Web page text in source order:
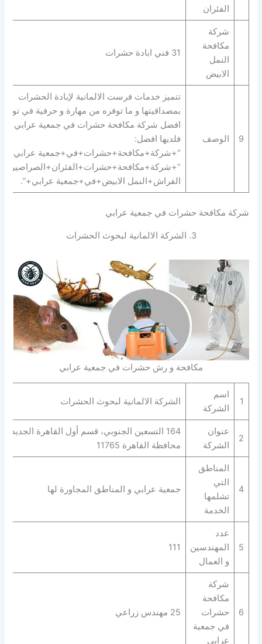
الفئران
شركة
مكافحة
النمل
الابيض
31 فني ابادة حشرات
9 الوصف
تتميز خدمات فرست الالمانية لإبادة الحشرات
بمصداقيتها و ما توفره من مهارة و حرفية في توفير
افضل شركة مكافحة حشرات في جمعية عرابي
فلديها افضل:
“+شركة+مكافحة+حشرات+في+جمعية عرابي+”
الفراش+النمل الابيض+في+جمعية عرابي+”.
شركة مكافحة حشرات في جمعية عرابي
3. الشركة الالمانية لبحوث الحشرات
مكافحة و رش حشرات في جمعية عرابي
1
اسم
الشركة
الشركة الالمانية لبحوث الحشرات
2
عنوان
الشركة
164 التسعين الجنوبي، قسم أول القاهرة الجديدة،
محافظة القاهرة‬ 11765
4
المناطق
التي
تشلمها
الخدمة
جمعية عرابي و المناطق المجاورة لها
5
عدد
المهندسين
و العمال
111
6
شركة
مكافحة
حشرات
في جمعية
عرابي
25 مهندس زراعي